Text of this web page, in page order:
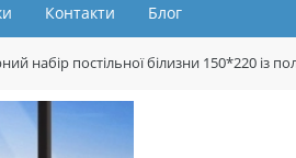
Контакти Блог
набір постільної білизни 150*220 із